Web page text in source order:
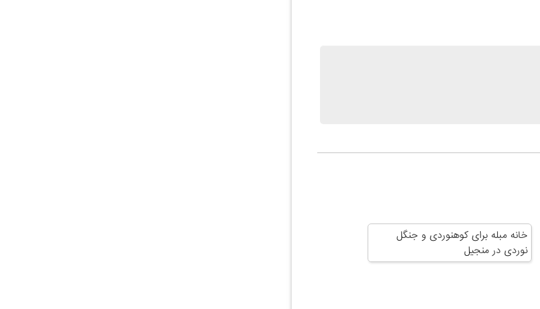
خانه مبله برای کوهنوردی و جنگل
نوردی در منجیل